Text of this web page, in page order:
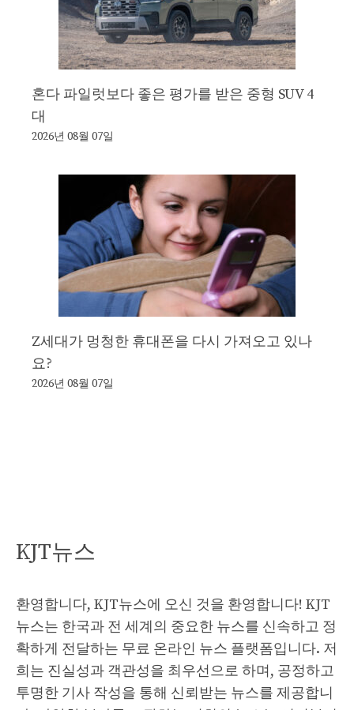
혼다 파일럿보다 좋은 평가를 받은 중형 SUV 4
대
2026년 08월 07일
Z세대가 멍청한 휴대폰을 다시 가져오고 있나
요?
2026년 08월 07일
KJT뉴스
환영합니다, KJT뉴스에 오신 것을 환영합니다! KJT
뉴스는 한국과 전 세계의 중요한 뉴스를 신속하고 정
확하게 전달하는 무료 온라인 뉴스 플랫폼입니다. 저
희는 진실성과 객관성을 최우선으로 하며, 공정하고
투명한 기사 작성을 통해 신뢰받는 뉴스를 제공합니